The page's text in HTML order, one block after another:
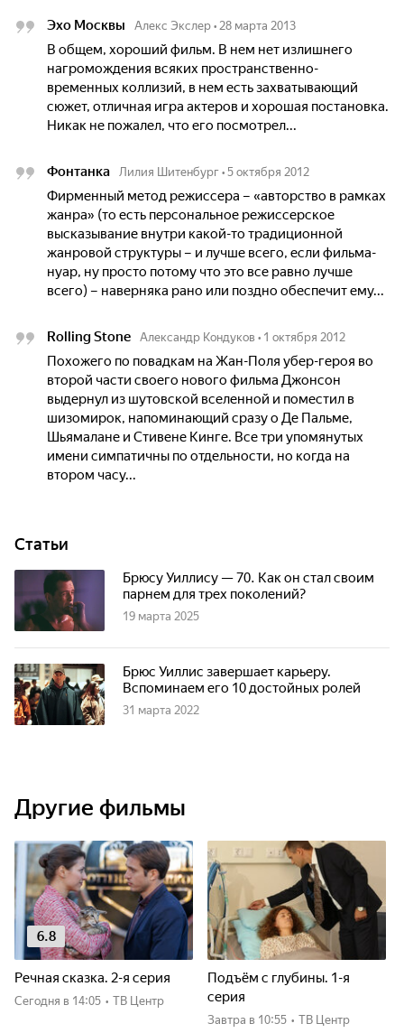
Эхо Москвы Алекс Экслер • 28 марта 2013
В общем, хороший фильм. В нем нет излишнего
нагромождения всяких пространственно-
временных коллизий, в нем есть захватывающий
сюжет, отличная игра актеров и хорошая постановка.
Никак не пожалел, что его посмотрел...
Фонтанка Лилия Шитенбург • 5 октября 2012
Фирменный метод режиссера – «авторство в рамках
жанра» (то есть персональное режиссерское
высказывание внутри какой-то традиционной
жанровой структуры – и лучше всего, если фильма-
нуар, ну просто потому что это все равно лучше
всего) – наверняка рано или поздно обеспечит ему...
Rolling Stone Александр Кондуков • 1 октября 2012
Похожего по повадкам на Жан-Поля убер-героя во
второй части своего нового фильма Джонсон
выдернул из шутовской вселенной и поместил в
шизомирок, напоминающий сразу о Де Пальме,
Шьямалане и Стивене Кинге. Все три упомянутых
имени симпатичны по отдельности, но когда на
втором часу...
Статьи
Брюсу Уиллису — 70. Как он стал своим
парнем для трех поколений?
19 марта 2025
Брюс Уиллис завершает карьеру.
Вспоминаем его 10 достойных ролей
31 марта 2022
Другие фильмы
6.8
Речная сказка. 2-я серия
Сегодня в 14:05 • ТВ Центр
Подъём с глубины. 1-я
серия
Завтра в 10:55 • ТВ Центр